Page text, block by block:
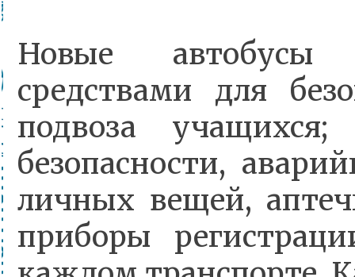
Новые автобусы
средствами для
подвоза
безопасности,
личных вещей,
приборы